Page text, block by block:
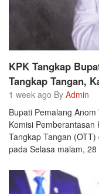
KPK Tangkap
Tangkap Tangan,
1 week ago By Admin
Bupati Pemalang
Komisi
Tangkap Tangan
pada Selasa malam,